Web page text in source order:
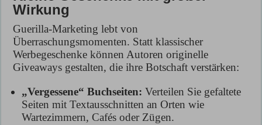
Wirkung
Guerilla-Marketing lebt von
Überraschungsmomenten. Statt klassischer
Werbegeschenke können Autoren originelle
Giveaways gestalten, die ihre Botschaft verstärken:
„Vergessene“ Buchseiten: Verteilen Sie gefaltete
Seiten mit Textausschnitten an Orten wie
Wartezimmern, Cafés oder Zügen.